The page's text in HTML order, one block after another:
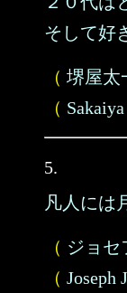
そして好
（ 堺屋太
（
5.
凡人には
（ ジョセ
（ Joseph